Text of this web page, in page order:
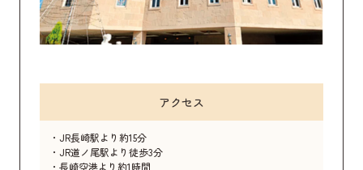
アクセス
・JR長崎駅より約15分
・JR道ノ尾駅より徒歩3分
・長崎空港より約1時間